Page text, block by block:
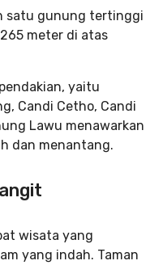
satu gunung tertinggi
meter di atas
yaitu
Candi Cetho, Candi
Lawu menawarkan
dan menantang.
wisata yang
yang indah. Taman